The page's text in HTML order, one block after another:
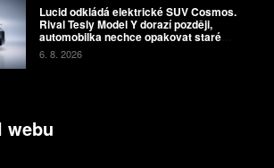
Lucid odkládá elektrické SUV Cosmos.
Rival Tesly Model Y dorazí později,
automobilka nechce opakovat staré
chyby
6. 8. 2026
webu